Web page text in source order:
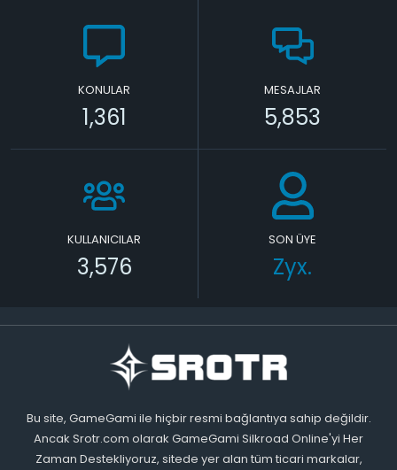
KONULAR
1,361
MESAJLAR
5,853
KULLANICILAR
3,576
SON ÜYE
Zyx.
Bu site, GameGami ile hiçbir resmi bağlantıya sahip değildir.
Ancak Srotr.com olarak GameGami Silkroad Online'yi Her
Zaman Destekliyoruz, sitede yer alan tüm ticari markalar,